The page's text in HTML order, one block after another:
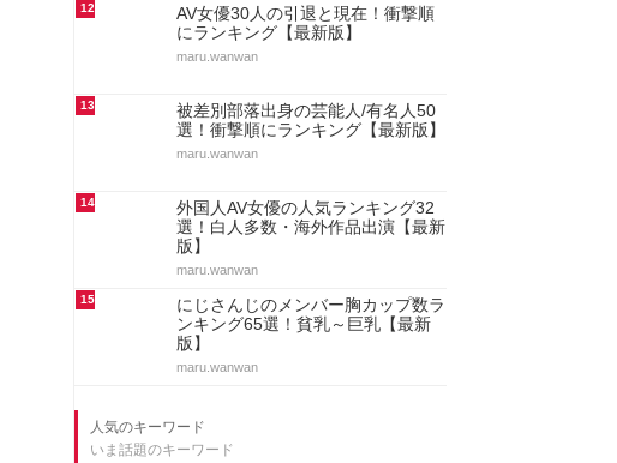
12
AV女優30人の引退と現在！衝撃順
にランキング【最新版】
maru.wanwan
13
被差別部落出身の芸能人/有名人50
選！衝撃順にランキング【最新版】
maru.wanwan
14
外国人AV女優の人気ランキング32
選！白人多数・海外作品出演【最新
版】
maru.wanwan
15
にじさんじのメンバー胸カップ数ラ
ンキング65選！貧乳～巨乳【最新
版】
maru.wanwan
人気のキーワード
いま話題のキーワード